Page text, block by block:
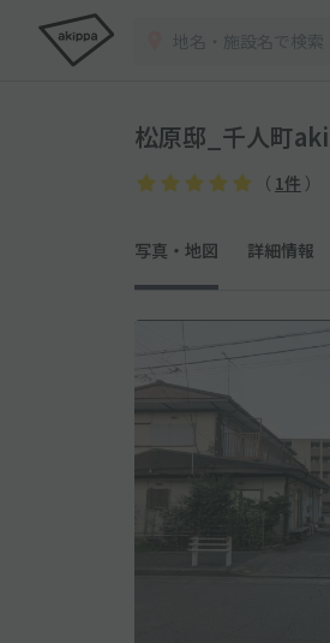
松原邸_千人町
（ 1件 ）
写真・地図 詳細情報